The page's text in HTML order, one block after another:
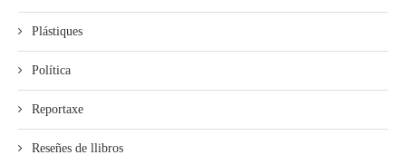
Plástiques
Política
Reportaxe
Reseñes de llibros